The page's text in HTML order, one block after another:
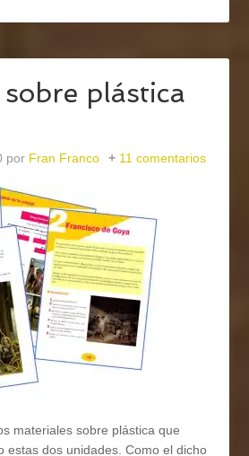
plástica
por Fran Franco 11 comentarios
materiales sobre plástica que
estas dos unidades. Como el dicho